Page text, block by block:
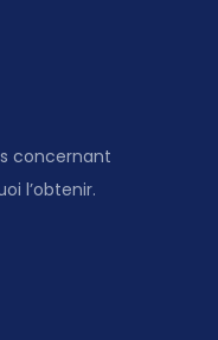
concernant
l’obtenir.